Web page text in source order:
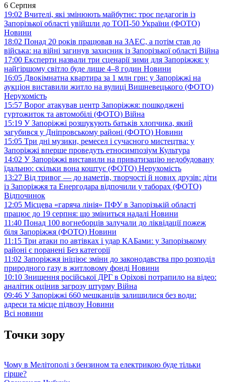
6 Серпня
19:02 Вчителі, які змінюють майбутнє: троє педагогів із
Запорізької області увійшли до ТОП-50 України (ФОТО)
Новини
18:02 Понад 20 років працював на ЗАЕС, а потім став до
війська: на війні загинув захисник із Запорізької області Війна
17:00 Експерти назвали три сценарії зими для Запоріжжя: у
найгіршому світло буде лише 4–8 годин Новини
16:05 Двокімнатна квартира за 1 млн грн: у Запоріжжі на
аукціон виставили житло на вулиці Вишневецького (ФОТО)
Нерухомість
15:57 Ворог атакував центр Запоріжжя: пошкоджені
гуртожиток та автомобілі (ФОТО) Війна
15:19 У Запоріжжі розшукують батьків хлопчика, який
загубився у Дніпровському районі (ФОТО) Новини
15:05 Три дні музики, ремесел і сучасного мистецтва: у
Запоріжжі вперше проведуть етносимпозіум Культура
14:02 У Запоріжжі виставили на приватизацію недобудовану
їдальню: скільки вона коштує (ФОТО) Нерухомість
13:27 Від тривог — до наметів, творчості й нових друзів: діти
із Запоріжжя та Енергодара відпочили у таборах (ФОТО)
Відпочинок
12:05 Місцева «гаряча лінія» ПФУ в Запорізькій області
працює до 19 серпня: що зміниться надалі Новини
11:40 Понад 100 вогнеборців залучали до ліквідації пожеж
біля Запоріжжя (ФОТО) Новини
11:15 Три атаки по автівках і удар КАБами: у Запорізькому
районі є поранені Без категорії
11:02 Запоріжжя ініціює зміни до законодавства про розподіл
природного газу в житловому фонді Новини
10:10 Знищення російської ДРГ в Оріхові потрапило на відео:
аналітик оцінив загрозу штурму Війна
09:46 У Запоріжжі 660 мешканців залишилися без води:
адреси та місце підвозу Новини
Всі новини
Точки зору
Чому в Мелітополі з бензином та електрикою буде тільки
гірше?